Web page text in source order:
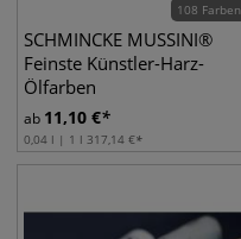
108 Farben
SCHMINCKE MUSSINI®
Feinste Künstler-Harz-
Ölfarben
ab 11,10 €
0,04 l | 1 l 317,14 €